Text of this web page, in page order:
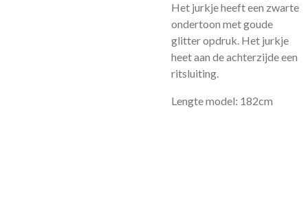
Het jurkje heeft een zwarte
ondertoon met goude
glitter opdruk. Het jurkje
heet aan de achterzijde een
ritsluiting.
Lengte model: 182cm